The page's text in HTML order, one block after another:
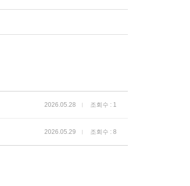
2026.05.28 조회수 : 1
2026.05.29 조회수 : 8